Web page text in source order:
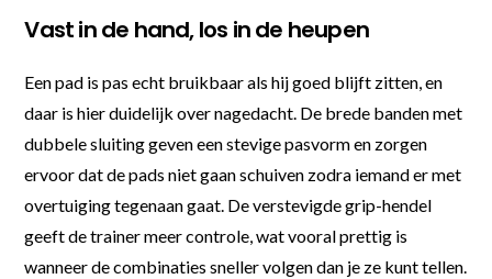
Vast in de hand, los in de heupen
Een pad is pas echt bruikbaar als hij goed blijft zitten, en
daar is hier duidelijk over nagedacht. De brede banden met
dubbele sluiting geven een stevige pasvorm en zorgen
ervoor dat de pads niet gaan schuiven zodra iemand er met
overtuiging tegenaan gaat. De verstevigde grip-hendel
geeft de trainer meer controle, wat vooral prettig is
wanneer de combinaties sneller volgen dan je ze kunt tellen.